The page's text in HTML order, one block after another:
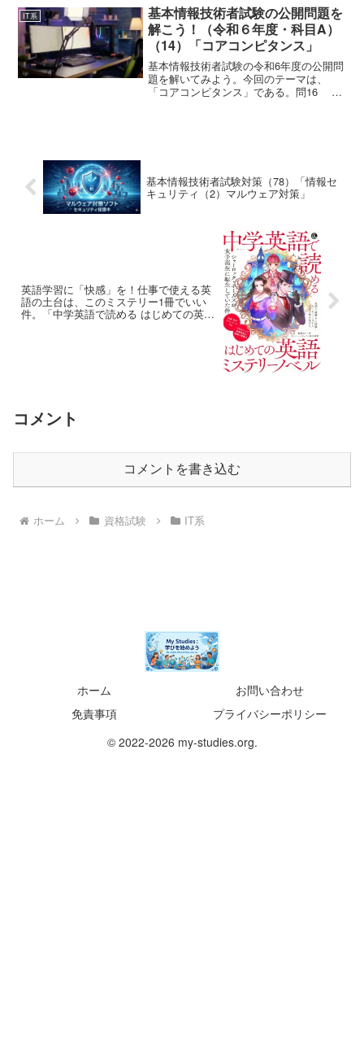
て、その妨害の予防または損害賠償の担
保を請求できる。これを占...
IT系
基本情報技術者試験の公開問題を
解こう！（令和６年度・科目A）
（14）「コアコンピタンス」
基本情報技術者試験の令和6年度の公開問
題を解いてみよう。今回のテーマは、
「コアコンピタンス」である。問16 コ
基本情報技術者試験対策（78）「情報セ
キュリティ（2）マルウェア対策」
英語学習に「快感」を！仕事で使える英
語の土台は、このミステリー1冊でいい
件。「中学英語で読める はじめての英語
コメント
コメントを書き込む
ホーム 資格試験 IT系
ホーム
お問い合わせ
免責事項
プライバシーポリシー
© 2022-2026 my-studies.org.